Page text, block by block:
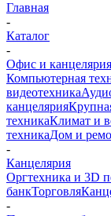
Главная
-
Каталог
-
Офис и канцелярия
Компьютерная
видеотехника
канцелярия
техникаКлимат и
техникаДом и
-
Канцелярия
Оргтехника и 3D
банкТорговля
-